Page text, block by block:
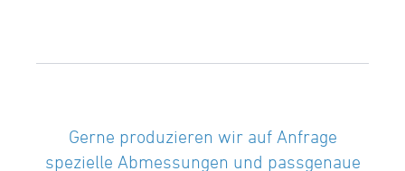
Gerne produzieren wir auf Anfrage
spezielle Abmessungen und passgenaue